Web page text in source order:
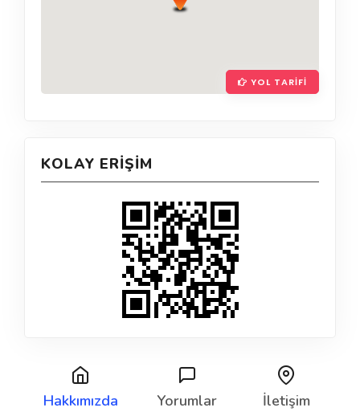
YOL TARIFI
KOLAY ERIŞIM
Hakkımızda Yorumlar İletişim